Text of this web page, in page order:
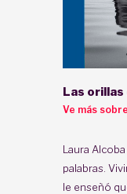
Las orillas
Ve más
Laura
palabras.
le enseñó